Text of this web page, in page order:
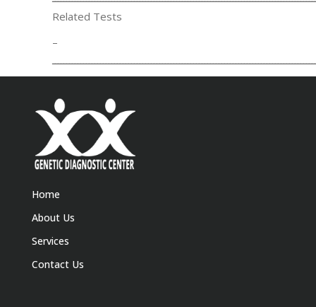
Related Tests
–
Home
About Us
Services
Contact Us